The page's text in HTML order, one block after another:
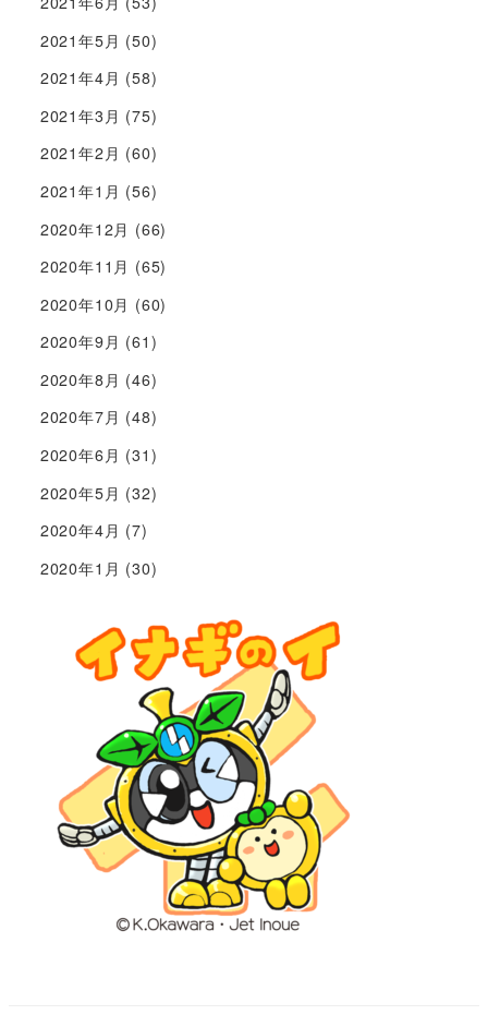
2021年5月 (50)
2021年4月 (58)
2021年3月 (75)
2021年2月 (60)
2021年1月 (56)
2020年12月 (66)
2020年11月 (65)
2020年10月 (60)
2020年9月 (61)
2020年8月 (46)
2020年7月 (48)
2020年6月 (31)
2020年5月 (32)
2020年4月 (7)
2020年1月 (30)